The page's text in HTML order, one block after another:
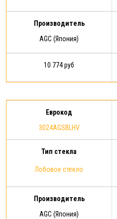
Производитель
AGC (Япония)
10 774 руб
Еврокод
3024AGSBLHV
Тип стекла
Лобовое стекло
Производитель
AGC (Япония)